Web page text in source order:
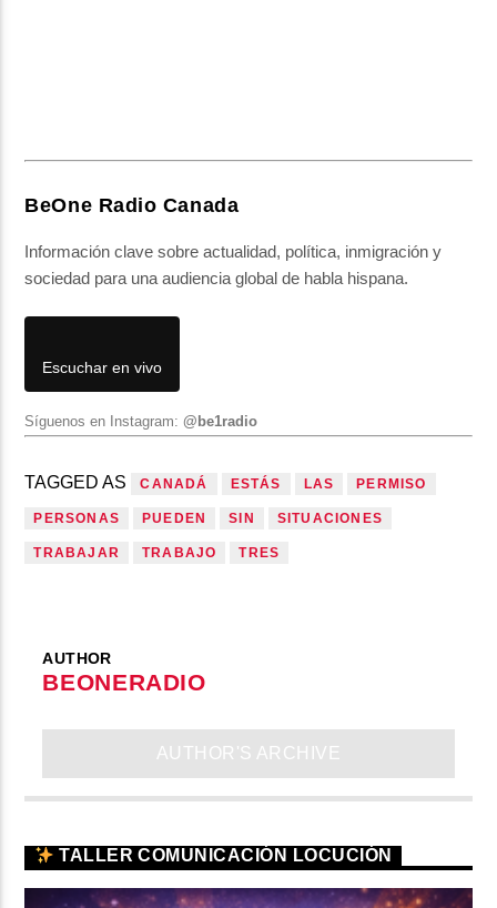
BeOne Radio Canada
Información clave sobre actualidad, política, inmigración y
sociedad para una audiencia global de habla hispana.
Escuchar en vivo
Síguenos en Instagram:@be1radio
TAGGED AS CANADÁ ESTÁS LAS PERMISO
PERSONAS PUEDEN SIN SITUACIONES
TRABAJAR TRABAJO TRES
AUTHOR
BEONERADIO
AUTHOR'S ARCHIVE
TALLER COMUNICACIÓN LOCUCIÓN